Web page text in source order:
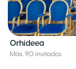
Orhideea
Máx. 90 invitados